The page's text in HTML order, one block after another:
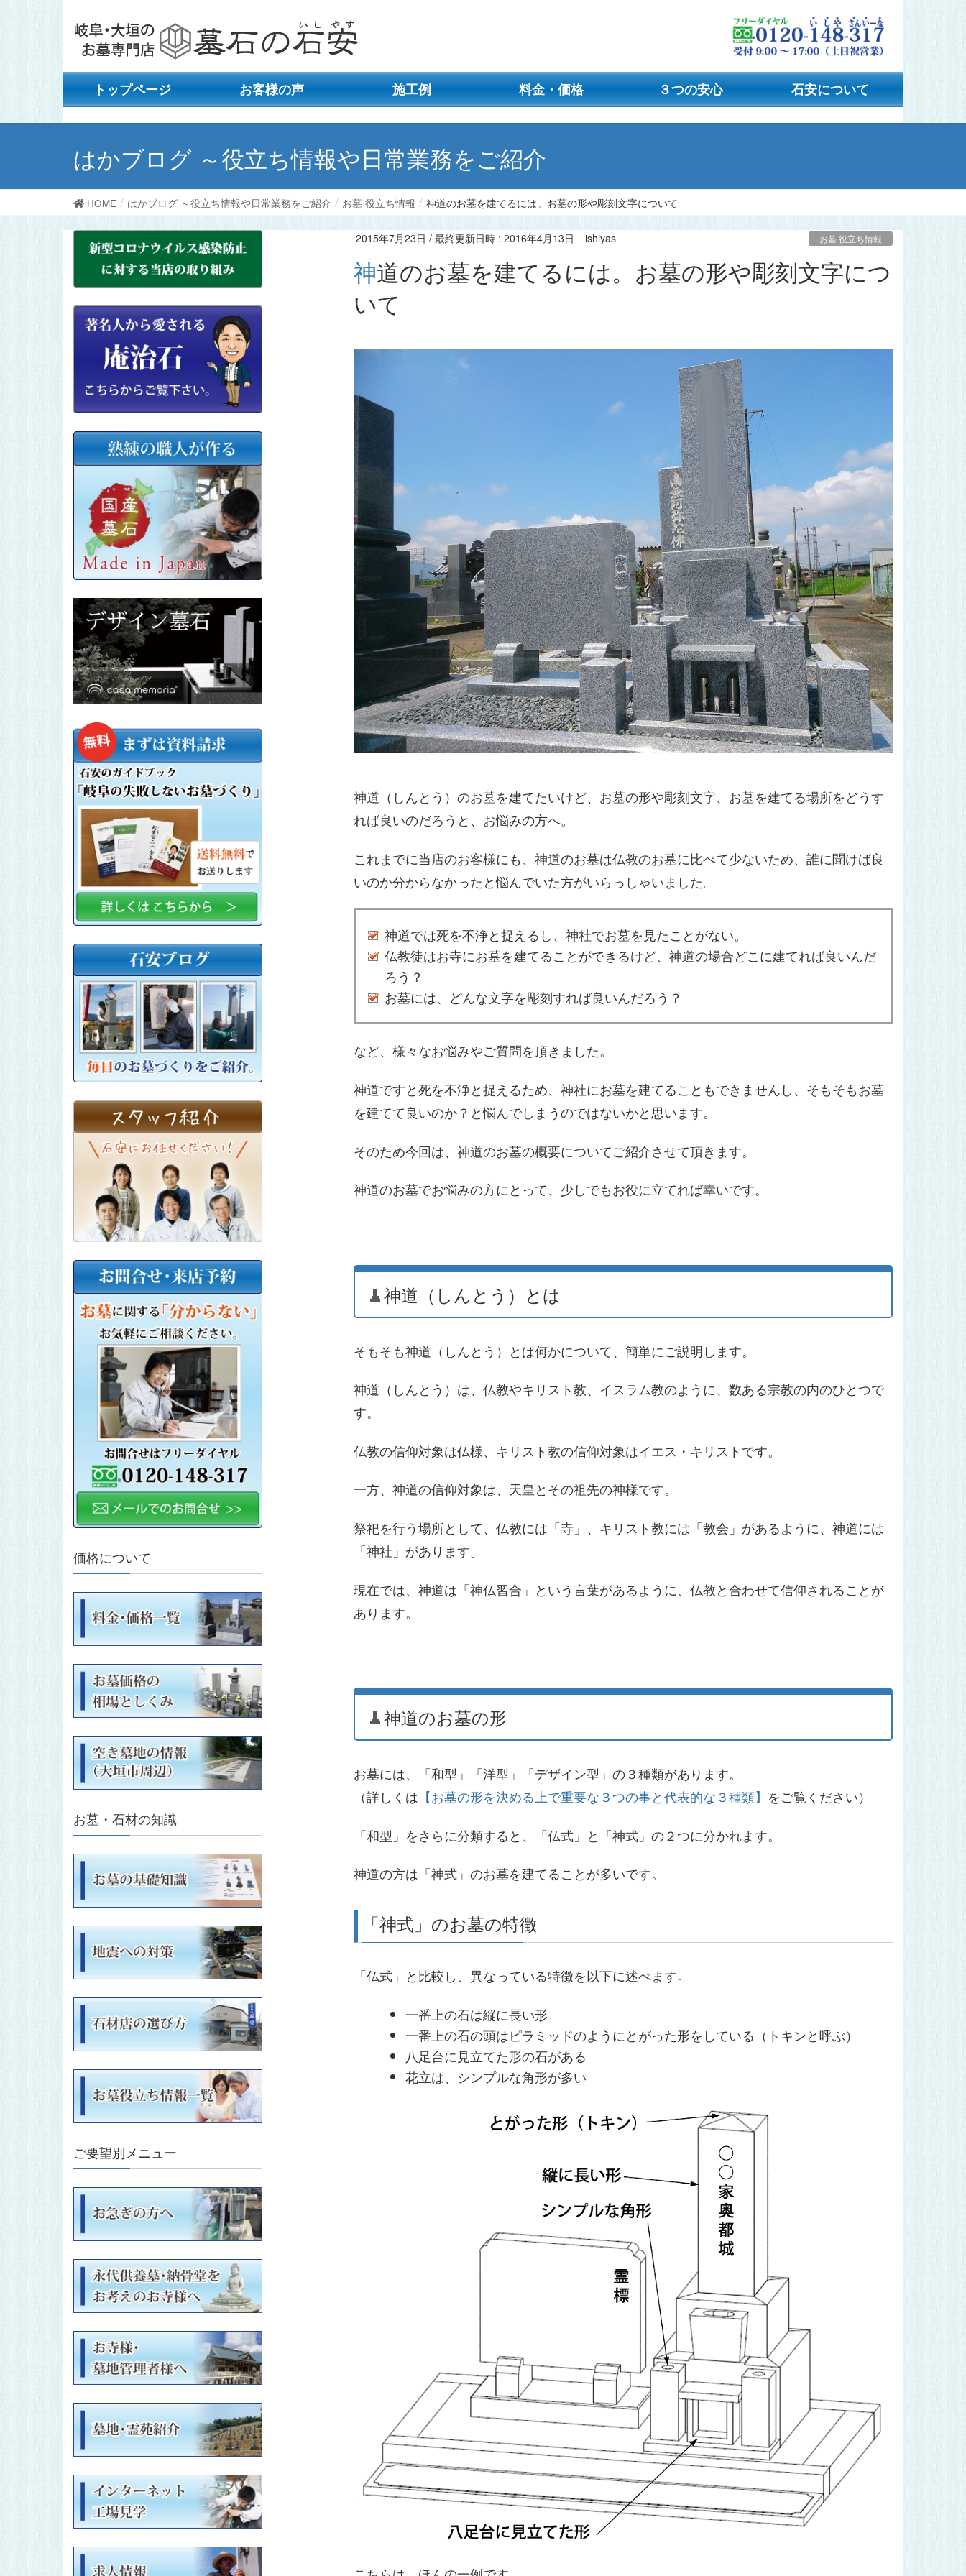
トップページ お客様の声 施工例 料金・価格 ３つの安心 石安について
はかブログ ～役立ち情報や日常業務をご紹介
HOME はかブログ ～役立ち情報や日常業務をご紹介 お墓 役立ち情報 神道のお墓を建てるには。お墓の形や彫刻文字について
2015年7月23日 / 最終更新日時 : 2016年4月13日 ishiyas お墓 役立ち情報
神道のお墓を建てるには。お墓の形や彫刻文字につ
いて
神道（しんとう）のお墓を建てたいけど、お墓の形や彫刻文字、お墓を建てる場所をどうす
れば良いのだろうと、お悩みの方へ。
これまでに当店のお客様にも、神道のお墓は仏教のお墓に比べて少ないため、誰に聞けば良
いのか分からなかったと悩んでいた方がいらっしゃいました。
神道では死を不浄と捉えるし、神社でお墓を見たことがない。
仏教徒はお寺にお墓を建てることができるけど、神道の場合どこに建てれば良いんだ
ろう？
お墓には、どんな文字を彫刻すれば良いんだろう？
など、様々なお悩みやご質問を頂きました。
神道ですと死を不浄と捉えるため、神社にお墓を建てることもできませんし、そもそもお墓
を建てて良いのか？と悩んでしまうのではないかと思います。
そのため今回は、神道のお墓の概要についてご紹介させて頂きます。
神道のお墓でお悩みの方にとって、少しでもお役に立てれば幸いです。
神道（しんとう）とは
そもそも神道（しんとう）とは何かについて、簡単にご説明します。
神道（しんとう）は、仏教やキリスト教、イスラム教のように、数ある宗教の内のひとつで
す。
仏教の信仰対象は仏様、キリスト教の信仰対象はイエス・キリストです。
一方、神道の信仰対象は、天皇とその祖先の神様です。
祭祀を行う場所として、仏教には「寺」、キリスト教には「教会」があるように、神道には
「神社」があります。
現在では、神道は「神仏習合」という言葉があるように、仏教と合わせて信仰されることが
あります。
神道のお墓の形
お墓には、「和型」「洋型」「デザイン型」の３種類があります。
（詳しくは 【お墓の形を決める上で重要な３つの事と代表的な３種類】 をご覧ください）
「和型」をさらに分類すると、「仏式」と「神式」の２つに分かれます。
神道の方は「神式」のお墓を建てることが多いです。
「神式」のお墓の特徴
「仏式」と比較し、異なっている特徴を以下に述べます。
一番上の石は縦に長い形
一番上の石の頭はピラミッドのようにとがった形をしている（トキンと呼ぶ）
八足台に見立てた形の石がある
花立は、シンプルな角形が多い
価格について
お墓・石材の知識
ご要望別メニュー